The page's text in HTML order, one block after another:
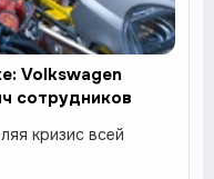
Volkswagen
сотрудников
кризис всей